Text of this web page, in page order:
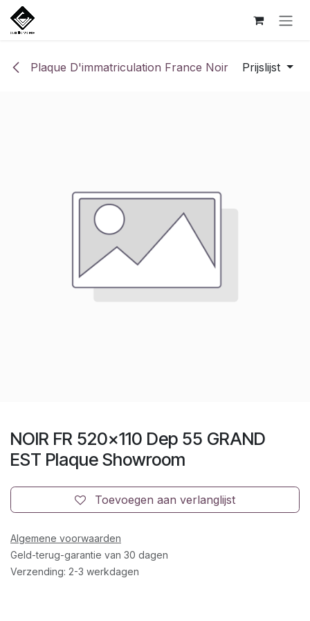
Overslaan naar inhoud
Plaque D'immatriculation France Noir Prijslijst
NOIR FR 520x110 Dep 55 GRAND
EST Plaque Showroom
Toevoegen aan verlanglijst
Algemene voorwaarden
Geld-terug-garantie van 30 dagen
Verzending: 2-3 werkdagen